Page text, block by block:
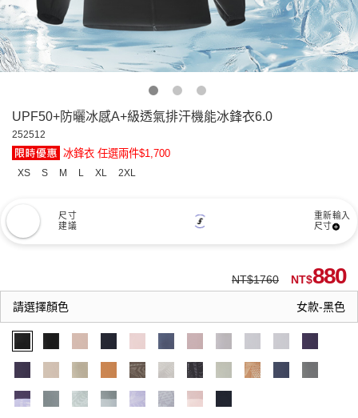
UPF50+防曬冰感A+級透氣排汗機能冰鋒衣6.0
252512
冰鋒衣 任選兩件$1,700
XS S M L XL 2XL
尺寸
建議
重新輸入
尺寸
NT$1760 NT$880
請選擇顏色 女款-黑色